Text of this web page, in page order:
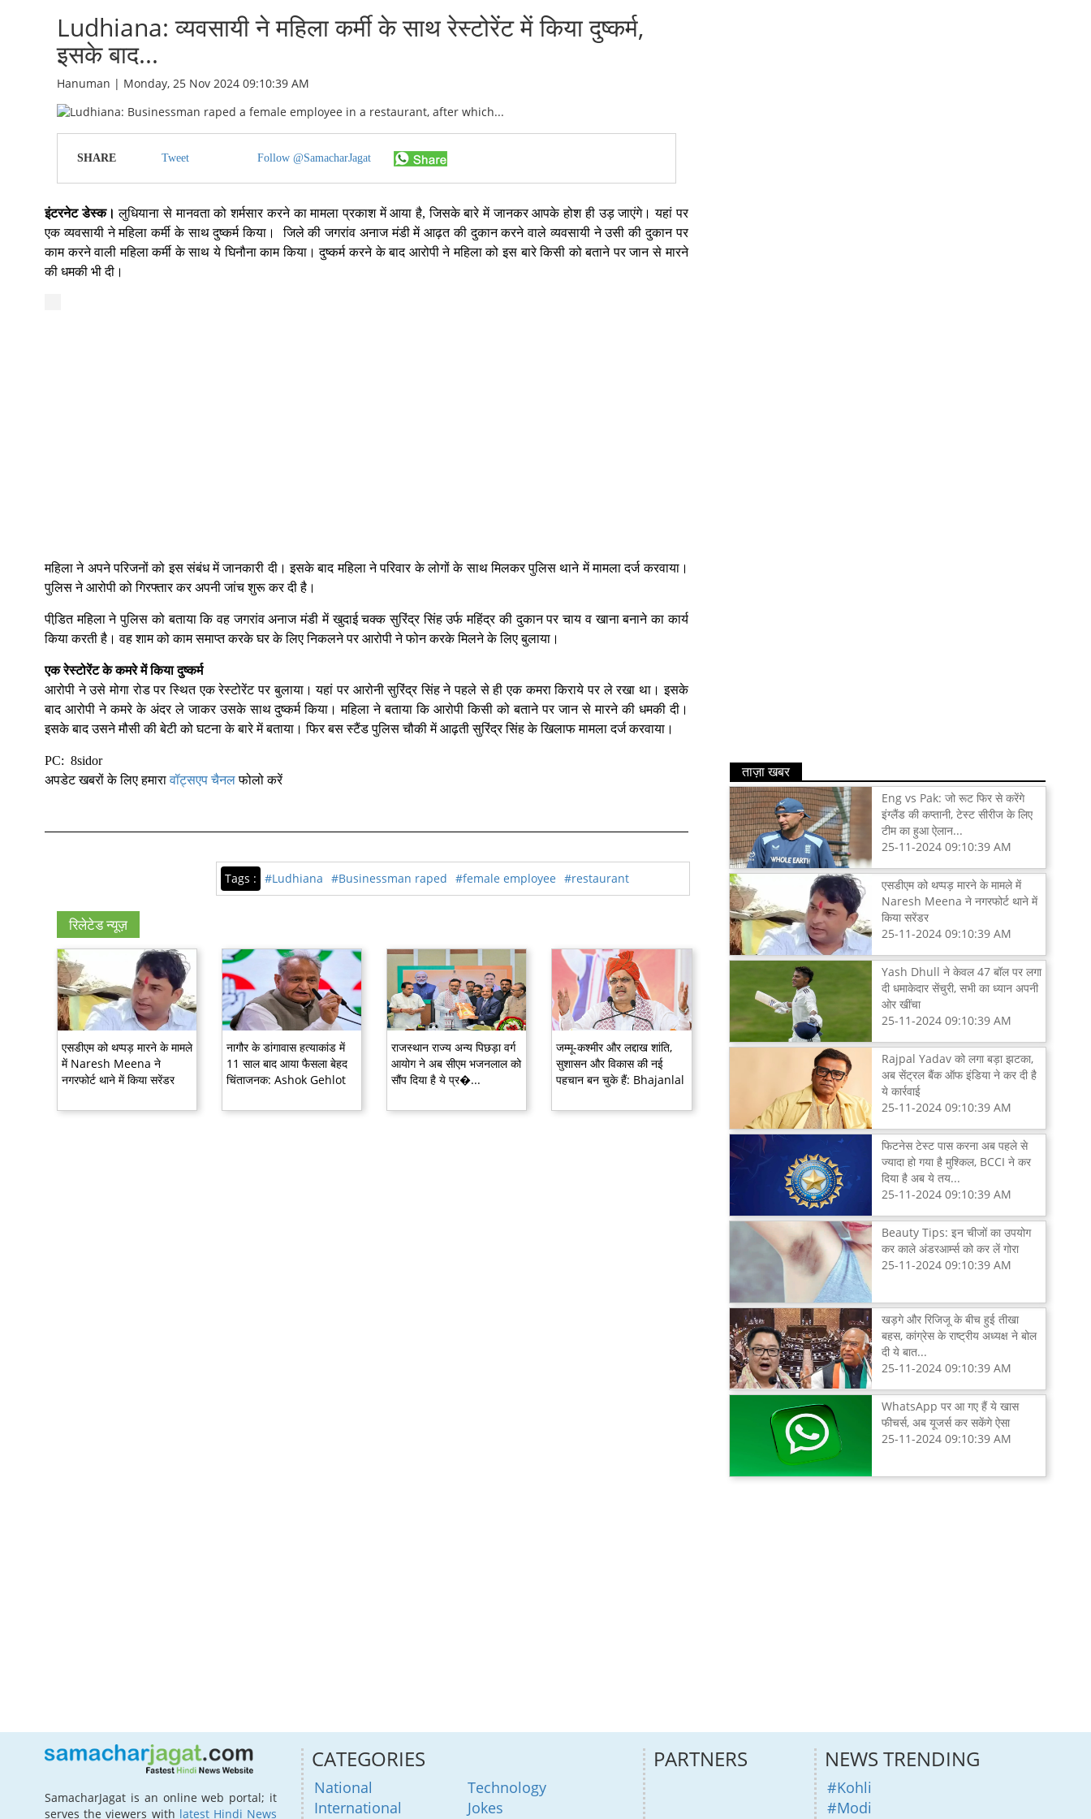
Ludhiana: व्यवसायी ने महिला कर्मी के साथ रेस्टोरेंट में किया दुष्कर्म,
इसके बाद...
Hanuman | Monday, 25 Nov 2024 09:10:39 AM
SHARE Tweet Follow @SamacharJagat
इंटरनेट डेस्क।लुधियाना से मानवता को शर्मसार करने का मामला प्रकाश में आया है, जिसके बारे में जानकर आपके होश ही उड़ जाएंगे। यहां पर
एक व्यवसायी ने महिला कर्मी के साथ दुष्कर्म किया। जिले की जगरांव अनाज मंडी में आढ़त की दुकान करने वाले व्यवसायी ने उसी की दुकान पर
काम करने वाली महिला कर्मी के साथ ये घिनौना काम किया। दुष्कर्म करने के बाद आरोपी ने महिला को इस बारे किसी को बताने पर जान से मारने
की धमकी भी दी।
महिला ने अपने परिजनों को इस संबंध में जानकारी दी। इसके बाद महिला ने परिवार के लोगों के साथ मिलकर पुलिस थाने में मामला दर्ज करवाया।
पुलिस ने आरोपी को गिरफ्तार कर अपनी जांच शुरू कर दी है।
पीडि़त महिला ने पुलिस को बताया कि वह जगरांव अनाज मंडी में खुदाई चक्क सुरिंद्र सिंह उर्फ महिंद्र की दुकान पर चाय व खाना बनाने का कार्य
किया करती है। वह शाम को काम समाप्त करके घर के लिए निकलने पर आरोपी ने फोन करके मिलने के लिए बुलाया।
एक रेस्टोरेंट के कमरे में किया दुष्कर्म
आरोपी ने उसे मोगा रोड पर स्थित एक रेस्टोरेंट पर बुलाया। यहां पर आरोनी सुरिंद्र सिंह ने पहले से ही एक कमरा किराये पर ले रखा था। इसके
बाद आरोपी ने कमरे के अंदर ले जाकर उसके साथ दुष्कर्म किया। महिला ने बताया कि आरोपी किसी को बताने पर जान से मारने की धमकी दी।
इसके बाद उसने मौसी की बेटी को घटना के बारे में बताया। फिर बस स्टैंड पुलिस चौकी में आढ़ती सुरिंद्र सिंह के खिलाफ मामला दर्ज करवाया।
PC: 8sidor
अपडेट खबरों के लिए हमारावॉट्सएप चैनल फोलो करें
Tags : #Ludhiana #Businessman raped #female employee #restaurant
रिलेटेड न्यूज़
एसडीएम को थप्पड़ मारने के मामले
में Naresh Meena ने
नगरफोर्ट थाने में किया सरेंडर
नागौर के डांगावास हत्याकांड में
11 साल बाद आया फैसला बेहद
चिंताजनक: Ashok Gehlot
राजस्थान राज्य अन्य पिछड़ा वर्ग
आयोग ने अब सीएम भजनलाल को
सौंप दिया है ये प्र�...
जम्मू-कश्मीर और लद्दाख शांति,
सुशासन और विकास की नई
पहचान बन चुके हैं: Bhajanlal
ताज़ा खबर
Eng vs Pak: जो रूट फिर से करेंगे
इंग्लैंड की कप्तानी, टेस्ट सीरीज के लिए
टीम का हुआ ऐलान...
25-11-2024 09:10:39 AM
एसडीएम को थप्पड़ मारने के मामले में
Naresh Meena ने नगरफोर्ट थाने में
किया सरेंडर
25-11-2024 09:10:39 AM
Yash Dhull ने केवल 47 बॉल पर लगा
दी धमाकेदार सेंचुरी, सभी का ध्यान अपनी
ओर खींचा
25-11-2024 09:10:39 AM
Rajpal Yadav को लगा बड़ा झटका,
अब सेंट्रल बैंक ऑफ इंडिया ने कर दी है
ये कार्रवाई
25-11-2024 09:10:39 AM
फिटनेस टेस्ट पास करना अब पहले से
ज्यादा हो गया है मुश्किल, BCCI ने कर
दिया है अब ये तय...
25-11-2024 09:10:39 AM
Beauty Tips: इन चीजों का उपयोग
कर काले अंडरआर्म्स को कर लें गोरा
25-11-2024 09:10:39 AM
खड़गे और रिजिजू के बीच हुई तीखा
बहस, कांग्रेस के राष्ट्रीय अध्यक्ष ने बोल
दी ये बात...
25-11-2024 09:10:39 AM
WhatsApp पर आ गए हैं ये खास
फीचर्स, अब यूजर्स कर सकेंगे ऐसा
25-11-2024 09:10:39 AM
SamacharJagat is an online web portal; it
serves the viewers with latest Hindi News
CATEGORIES
National
International
Technology
Jokes
PARTNERS NEWS TRENDING
#Kohli
#Modi